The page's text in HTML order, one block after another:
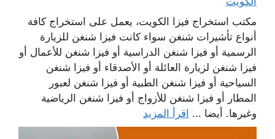
مكتب استخراج فيزا الكويت، يعمل على استخراج كافة
أنواع تأشيرات شنغن سواء كانت فيزا شنغن للزيارة
الرسمية أو فيزا شنغن الدراسية أو فيزا شنغن للأعمال أو
فيزا شنغن لزيارة العائلة أو الأصدقاء أو فيزا شنغن
السياحية أو فيزا شنغن الطبية أو فيزا شنغن لعبور
المطار أو فيزا شنغن للأزواج أو فيزا شنغن الرياضية
وغيرها. أيضا ... اقرأ المزيد